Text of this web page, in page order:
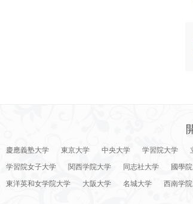
慶應義塾大学 東京大学 中央大学 学習院大学
学習院女子大学
関西学院大学 同志社大学 國學
東洋英和女学院大学
大阪大学 名城大学 西南学